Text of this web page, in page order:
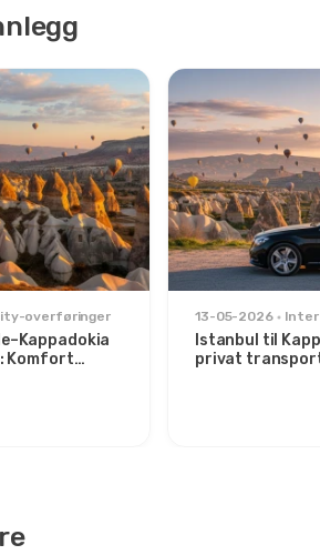
overføringer
Komfort
13-05-2026
Istanbul til
privat